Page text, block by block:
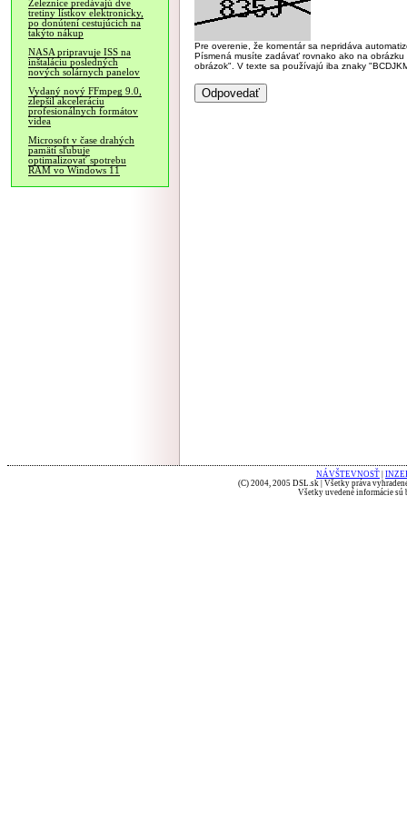
Železnice predávajú dve
tretiny lístkov elektronicky,
po donútení cestujúcich na
takýto nákup
NASA pripravuje ISS na
inštaláciu posledných
nových solárnych panelov
Vydaný nový FFmpeg 9.0,
zlepšil akceleráciu
profesionálnych formátov
videa
Microsoft v čase drahých
pamätí sľubuje
optimalizovať spotrebu
RAM vo Windows 11
Pre overenie, že komentár sa nepridáva
Písmená musíte zadávať rovnako ako na
obrázok". V texte sa používajú iba znaky
NÁVŠTEVNOSŤ
(C) 2004, 2005 DSL.sk | Všetky práva
Všetky uvedené informácie sú